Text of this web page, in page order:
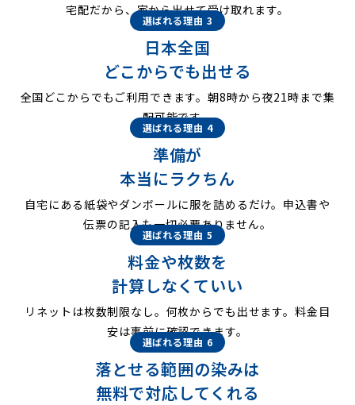
宅配だから、家から出せて受け取れます。
選ばれる理由 3
日本全国
どこからでも出せる
全国どこからでもご利用できます。朝8時から夜21時まで集
配可能です。
選ばれる理由 4
準備が
本当にラクちん
自宅にある紙袋やダンボールに服を詰めるだけ。申込書や
伝票の記入も一切必要ありません。
選ばれる理由 5
料金や枚数を
計算しなくていい
リネットは枚数制限なし。何枚からでも出せます。料金目
安は事前に確認できます。
選ばれる理由 6
落とせる範囲の染みは
無料で対応してくれる